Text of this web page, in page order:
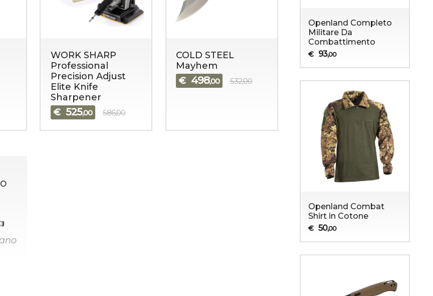
WORK SHARP
Professional
Precision Adjust
Elite Knife
Sharpener
€ 525,00 586,00
COLD STEEL
Mayhem
€ 498,00 532,00
Openland Completo
Militare Da
Combattimento
€ 93,00
Openland Combat
Shirt in Cotone
€ 50,00